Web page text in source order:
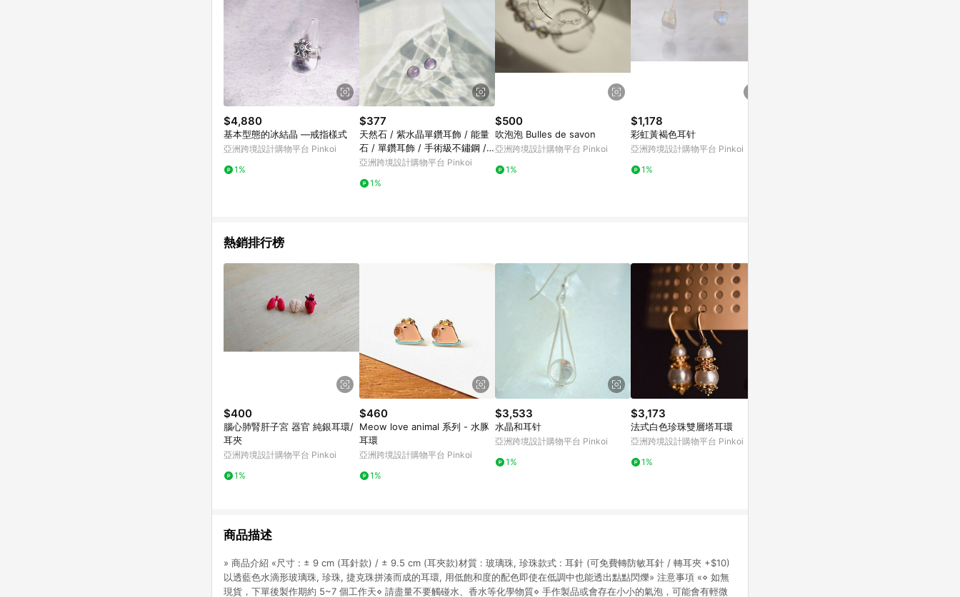
$4,880
基本型態的冰結晶 —戒指樣式
亞洲跨境設計購物平台 Pinkoi
1%
$377
天然石 / 紫水晶單鑽耳飾 / 能量
石 / 單鑽耳飾 / 手術級不鏽鋼 /
單顆 / 簡約 / 過敏友善 / 紫水晶
亞洲跨境設計購物平台 Pinkoi
1%
$500
吹泡泡 Bulles de savon
亞洲跨境設計購物平台 Pinkoi
1%
$1,178
彩虹黃褐色耳针
亞洲跨境設計購物平台 Pinkoi
1%
熱銷排行榜
$400
腦心肺腎肝子宮 器官 純銀耳環/
耳夾
亞洲跨境設計購物平台 Pinkoi
1%
$460
Meow love animal 系列 - 水豚
耳環
亞洲跨境設計購物平台 Pinkoi
1%
$3,533
水晶和耳针
亞洲跨境設計購物平台 Pinkoi
1%
$3,173
法式白色珍珠雙層塔耳環
亞洲跨境設計購物平台 Pinkoi
1%
商品描述
» 商品介紹 «尺寸 : ± 9 cm (耳針款) / ± 9.5 cm (耳夾款)材質 : 玻璃珠, 珍珠款式 : 耳針 (可免費轉防敏耳針 / 轉耳夾 +$10)
以透藍色水滴形玻璃珠, 珍珠, 捷克珠拼湊而成的耳環, 用低飽和度的配色即使在低調中也能透出點點閃爍» 注意事項 «⋄ 如無
現貨，下單後製作期約 5~7 個工作天⋄ 請盡量不要觸碰水、香水等化學物質⋄ 手作製品或會存在小小的氣泡，可能會有輕微